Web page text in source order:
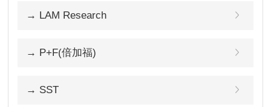
→ LAM Research
→ P+F(倍加福)
→ SST